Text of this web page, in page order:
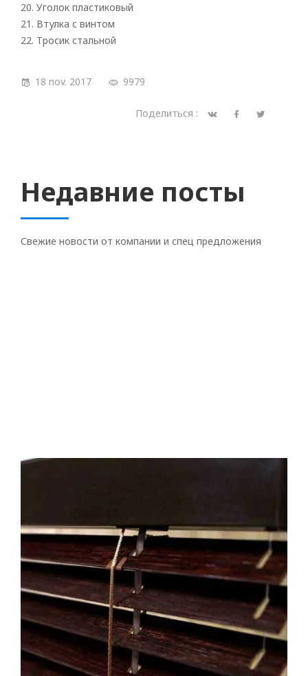
20. Уголок пластиковый
21. Втулка с винтом
22. Тросик стальной
18 nov. 2017 9979
Поделиться :
Недавние посты
Свежие новости от компании и спец предложения